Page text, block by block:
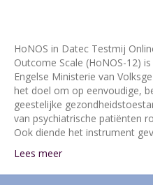
HoNOS in Datec Testmij
Outcome Scale (HoNOS-12)
Engelse Ministerie van
het doel om op eenvoudige,
geestelijke
van psychiatrische patiënten
Ook diende het instrument
Lees meer